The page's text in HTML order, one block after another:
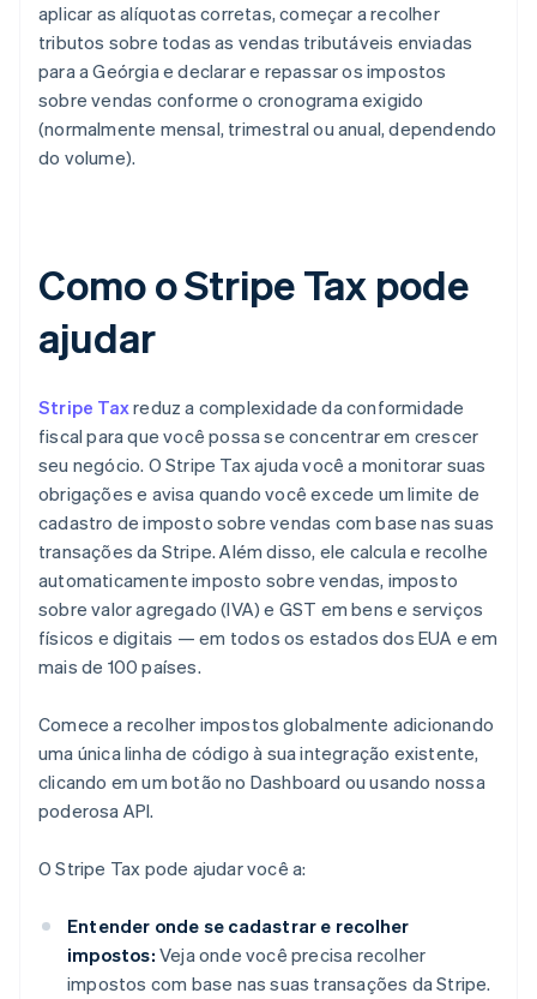
aplicar as alíquotas corretas, começar a recolher
tributos sobre todas as vendas tributáveis enviadas
para a Geórgia e declarar e repassar os impostos
sobre vendas conforme o cronograma exigido
(normalmente mensal, trimestral ou anual, dependendo
do volume).
Como o Stripe Tax pode
ajudar
Stripe Taxreduz a complexidade da conformidade
fiscal para que você possa se concentrar em crescer
seu negócio. O Stripe Tax ajuda você a monitorar suas
obrigações e avisa quando você excede um limite de
cadastro de imposto sobre vendas com base nas suas
transações da Stripe. Além disso, ele calcula e recolhe
automaticamente imposto sobre vendas, imposto
sobre valor agregado (IVA) e GST em bens e serviços
físicos e digitais — em todos os estados dos EUA e em
mais de 100 países.
Comece a recolher impostos globalmente adicionando
uma única linha de código à sua integração existente,
clicando em um botão no Dashboard ou usando nossa
poderosa API.
O Stripe Tax pode ajudar você a:
Entender onde se cadastrar e recolher
impostos: Veja onde você precisa recolher
impostos com base nas suas transações da Stripe.